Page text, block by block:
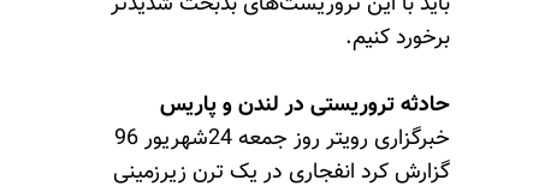
برخورد کنیم.
حادثه تروریستی در لندن و پاریس
خبرگزاری رویتر روز جمعه 24شهریور 96
گزارش کرد انفجاری در یک ترن زیرزمینی